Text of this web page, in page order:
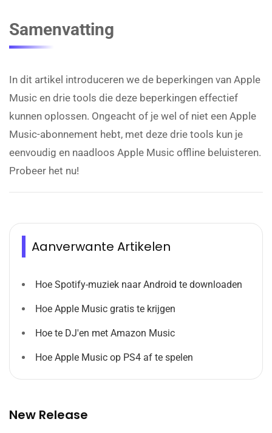
Samenvatting
In dit artikel introduceren we de beperkingen van Apple
Music en drie tools die deze beperkingen effectief
kunnen oplossen. Ongeacht of je wel of niet een Apple
Music-abonnement hebt, met deze drie tools kun je
eenvoudig en naadloos Apple Music offline beluisteren.
Probeer het nu!
Aanverwante Artikelen
Hoe Spotify-muziek naar Android te downloaden
Hoe Apple Music gratis te krijgen
Hoe te DJ'en met Amazon Music
Hoe Apple Music op PS4 af te spelen
New Release